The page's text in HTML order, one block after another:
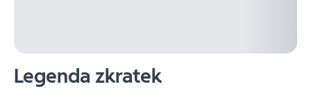
Legenda zkratek